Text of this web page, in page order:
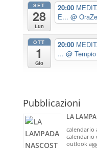
SET
28
Lun
20:00
E...@
OTT
1
Gio
20:00
...@
Pubblicazioni
LA
calendario
calendario
outlook